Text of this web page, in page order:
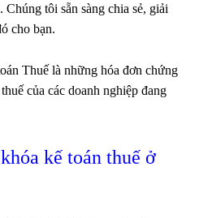
tôi sẵn sàng chia sẻ, giải
cho bạn.
Thuế là những hóa đơn chứng
của các doanh nghiệp đang
kế toán thuế ở